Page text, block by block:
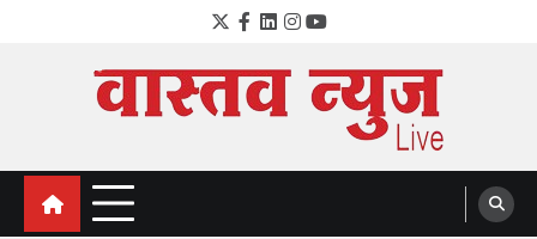
Twitter
Facebook
LinkedIn
Instagram
YouTube
VastavNEWSLive.com
a leading NEWS portal of Maharahstra